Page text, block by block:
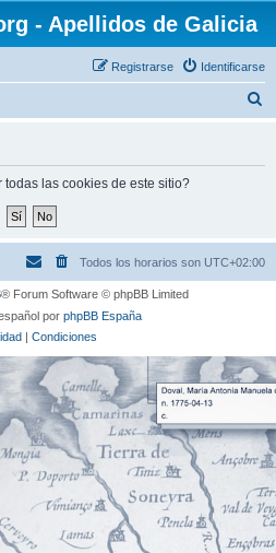
- Apellidos de Galicia
Identificarse
Registrarse
las cookies de este sitio?
Todos los horarios son UTC+02:00
® Forum Software © phpBB Limited
por phpBB España
| Condiciones